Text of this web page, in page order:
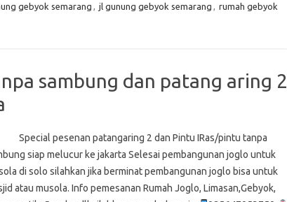
gebyok semarang , jl gunung gebyok semarang , rumah gebyok
sambung dan patang aring 2
pesenan patangaring 2 dan Pintu IRas/pintu tanpa
siap melucur ke jakarta Selesai pembangunan joglo untuk
di solo silahkan jika berminat pembangunan joglo bisa untuk
atau musola. Info pemesanan Rumah Joglo, Limasan,Gebyok,